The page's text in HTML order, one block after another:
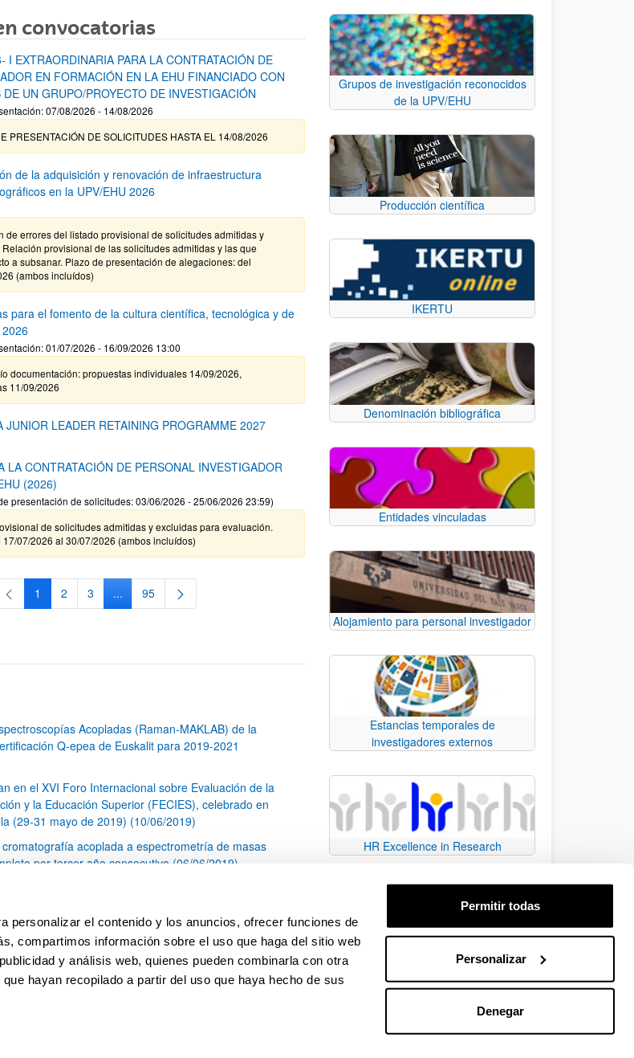
personalizar el contenido y los anuncios, ofrecer funciones de
compartimos información sobre el uso que haga del sitio web
y análisis web, quienes pueden combinarla con otra
hayan recopilado a partir del uso que haya hecho de sus
Permitir todas
Personalizar
Denegar
convocatorias
I EXTRAORDINARIA PARA LA CONTRATACIÓN DE
EN FORMACIÓN EN LA EHU FINANCIADO CON
UN GRUPO/PROYECTO DE INVESTIGACIÓN
07/08/2026 - 14/08/2026
PRESENTACIÓN DE SOLICITUDES HASTA EL 14/08/2026
de la adquisición y renovación de infraestructura
en la UPV/EHU 2026
de errores del listado provisional de solicitudes admitidas y
provisional de las solicitudes admitidas y las que
a subsanar. Plazo de presentación de alegaciones: del
(ambos incluídos)
para el fomento de la cultura científica, tecnológica y de
01/07/2026 - 16/09/2026 13:00
documentación: propuestas individuales 14/09/2026,
11/09/2026
JUNIOR LEADER RETAINING PROGRAMME 2027
LA CONTRATACIÓN DE PERSONAL INVESTIGADOR
(2026)
presentación de solicitudes: 03/06/2026 - 25/06/2026 23:59)
de solicitudes admitidas y excluidas para evaluación.
07/2026 al 30/07/2026 (ambos incluídos)
Página
1 Página
2 Página
3 ...Páginas intermedias Use TAB para desplazarse.
Página
95
Acopladas (Raman-MAKLAB) de la
Q-epea de Euskalit para 2019-2021
en el XVI Foro Internacional sobre Evaluación de la
y la Educación Superior (FECIES), celebrado en
(29-31 mayo de 2019) (10/06/2019)
acoplada a espectrometría de masas
por tercer año consecutivo (06/06/2019)
Página
1 ...Páginas intermedias Use TAB para desplazarse.
Página
10 Página
11 Página
12 ...Páginas intermedias Use TAB para desplazarse.
Página
79
Grupos de investigación reconocidos
de la UPV/EHU
Producción científica
IKERTU
Denominación bibliográfica
Entidades vinculadas
Alojamiento para personal investigador
Estancias temporales de
investigadores externos
HR Excellence in Research